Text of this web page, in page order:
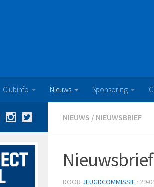
Clubinfo Nieuws Sponsoring
NIEUWS / NIEUWSBRIEF
DOOR JEUGDCOMMISSIE · 29-